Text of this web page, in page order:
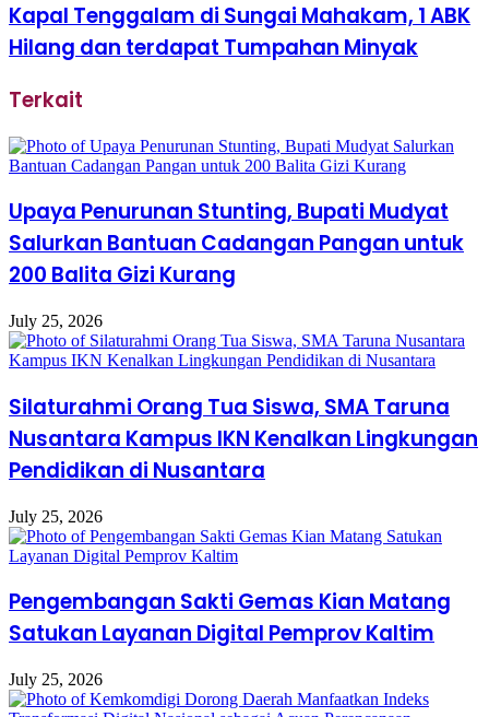
Kapal Tenggalam di Sungai Mahakam, 1 ABK
Hilang dan terdapat Tumpahan Minyak
Terkait
Upaya Penurunan Stunting, Bupati Mudyat
Salurkan Bantuan Cadangan Pangan untuk
200 Balita Gizi Kurang
July 25, 2026
Silaturahmi Orang Tua Siswa, SMA Taruna
Nusantara Kampus IKN Kenalkan Lingkungan
Pendidikan di Nusantara
July 25, 2026
Pengembangan Sakti Gemas Kian Matang
Satukan Layanan Digital Pemprov Kaltim
July 25, 2026